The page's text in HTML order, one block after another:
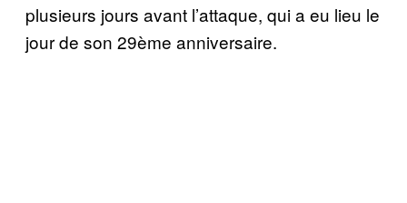
plusieurs jours avant l’attaque, qui a eu lieu le
jour de son 29ème anniversaire.